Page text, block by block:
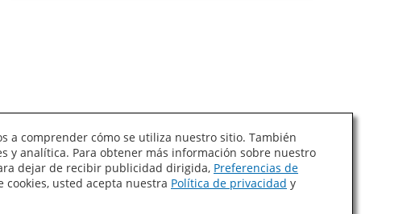
Ley de Cadenas de Suministro de California
a comprender cómo se utiliza nuestro sitio. También
y analítica. Para obtener más información sobre nuestro
dejar de recibir publicidad dirigida, Preferencias de
usted acepta nuestra Política de privacidad y